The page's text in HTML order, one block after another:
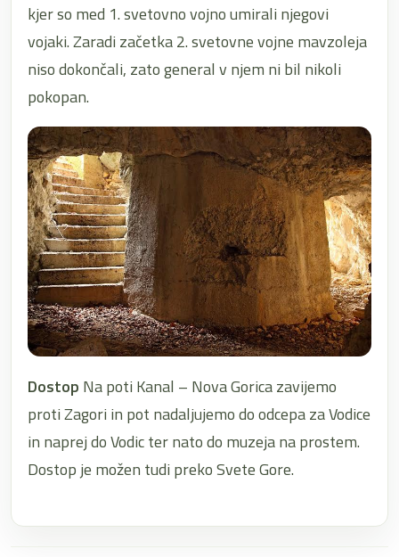
kjer so med 1. svetovno vojno umirali njegovi
vojaki. Zaradi začetka 2. svetovne vojne mavzoleja
niso dokončali, zato general v njem ni bil nikoli
pokopan.
Dostop Na poti Kanal – Nova Gorica zavijemo
proti Zagori in pot nadaljujemo do odcepa za Vodice
in naprej do Vodic ter nato do muzeja na prostem.
Dostop je možen tudi preko Svete Gore.